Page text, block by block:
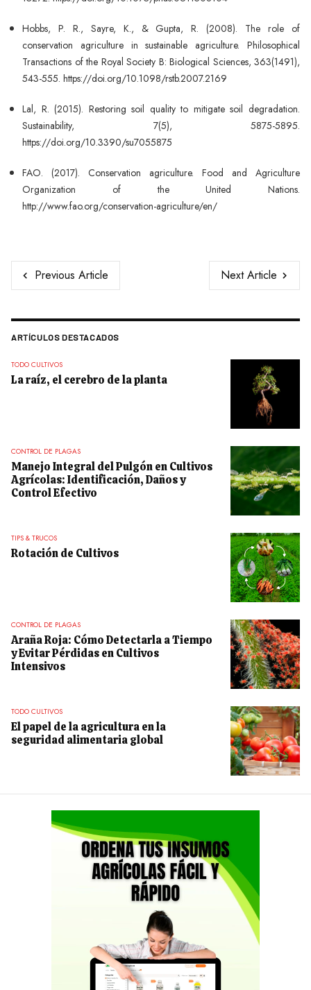
Hobbs, P. R., Sayre, K., & Gupta, R. (2008). The role of
conservation agriculture in sustainable agriculture. Philosophical
Transactions of the Royal Society B: Biological Sciences, 363(1491),
543-555. https://doi.org/10.1098/rstb.2007.2169
Lal, R. (2015). Restoring soil quality to mitigate soil degradation.
Sustainability, 7(5), 5875-5895.
https://doi.org/10.3390/su7055875
FAO. (2017). Conservation agriculture. Food and Agriculture
Organization of the United Nations.
http://www.fao.org/conservation-agriculture/en/
ARTÍCULOS DESTACADOS
TODO CULTIVOS
La raíz, el cerebro de la planta
CONTROL DE PLAGAS
Manejo Integral del Pulgón en Cultivos
Agrícolas: Identificación, Daños y
Control Efectivo
TIPS & TRUCOS
Rotación de Cultivos
CONTROL DE PLAGAS
Araña Roja: Cómo Detectarla a Tiempo
y Evitar Pérdidas en Cultivos
Intensivos
TODO CULTIVOS
El papel de la agricultura en la
seguridad alimentaria global
Previous Article Next Article